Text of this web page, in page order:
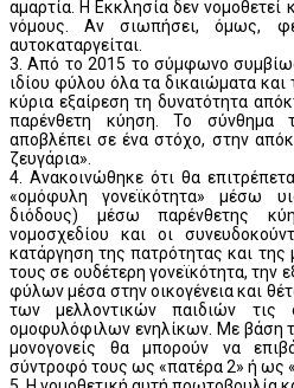
αμαρτία. Η Εκκλησία δεν νομοθετεί
νόμους. Αν σιωπήσει, όμως,
αυτοκαταργείται.
3. Από το 2015 το σύμφωνο
ιδίου φύλου όλα τα δικαιώματα και
κύρια εξαίρεση τη δυνατότητα
παρένθετη κύηση. Το σύνθημα
αποβλέπει σε ένα στόχο, στην
ζευγάρια».
4. Ανακοινώθηκε ότι θα
«ομόφυλη γονεϊκότητα» μέσω
διόδους) μέσω παρένθετης
νομοσχεδίου και οι
κατάργηση της πατρότητας και της
τους σε ουδέτερη γονεϊκότητα,
φύλων μέσα στην οικογένεια και
των μελλοντικών παιδιών τις
ομοφυλόφιλων ενηλίκων. Με βάση
μονογονείς θα μπορούν να
σύντροφό τους ως «πατέρα 2» ή ως